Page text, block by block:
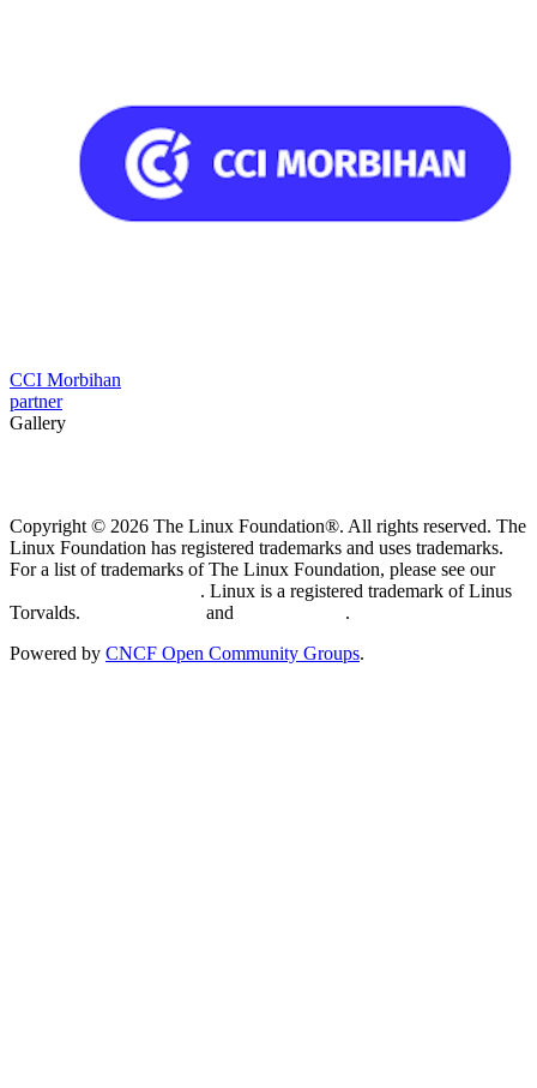
CCI Morbihan
partner
Gallery
Copyright © 2026 The Linux Foundation®. All rights reserved. The
Linux Foundation has registered trademarks and uses trademarks.
For a list of trademarks of The Linux Foundation, please see our
. Linux is a registered trademark of Linus
Torvalds.
and
.
Powered by CNCF Open Community Groups.